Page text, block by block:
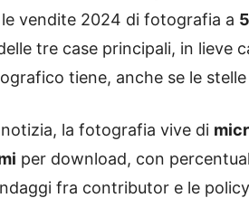
vendite 2024 di fotografia a
tre case principali, in lieve
tiene, anche se le
la fotografia vive di
per download, con
fra contributor e le